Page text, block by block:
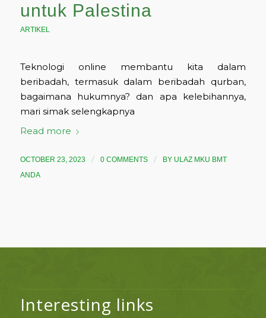
untuk Palestina
ARTIKEL
Teknologi online membantu kita dalam
beribadah, termasuk dalam beribadah qurban,
bagaimana hukumnya? dan apa kelebihannya,
mari simak selengkapnya
Read more
OCTOBER 23, 2023 / 0 COMMENTS / BY ULAZ MKU BMT
ANDA
Interesting links